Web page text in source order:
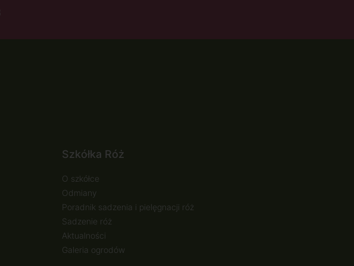
Szkółka Róż
O szkółce
Odmiany
Poradnik sadzenia i pielęgnacji róż
Sadzenie róż
Aktualności
Galeria ogrodów